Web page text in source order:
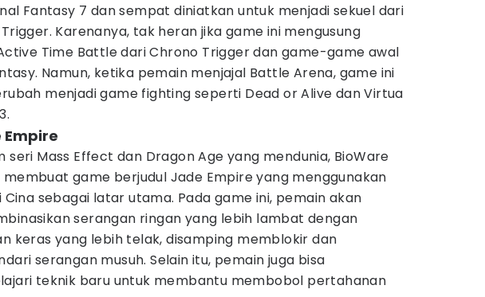
Fantasy 7 dan sempat diniatkan untuk menjadi sekuel dari
Karenanya, tak heran jika game ini mengusung
Time Battle dari Chrono Trigger dan game-game awal
Namun, ketika pemain menjajal Battle Arena, game ini
menjadi game fighting seperti Dead or Alive dan Virtua
Empire
seri Mass Effect dan Dragon Age yang mendunia, BioWare
game berjudul Jade Empire yang menggunakan
Cina sebagai latar utama. Pada game ini, pemain akan
serangan ringan yang lebih lambat dengan
keras yang lebih telak, disamping memblokir dan
serangan musuh. Selain itu, pemain juga bisa
teknik baru untuk membantu membobol pertahanan